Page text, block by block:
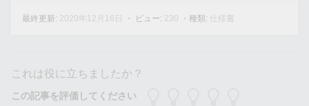
最終更新: 2020年12月16日 ・ ビュー: 230 ・種類: 仕様書
これは役に立ちましたか？
この記事を評価してください